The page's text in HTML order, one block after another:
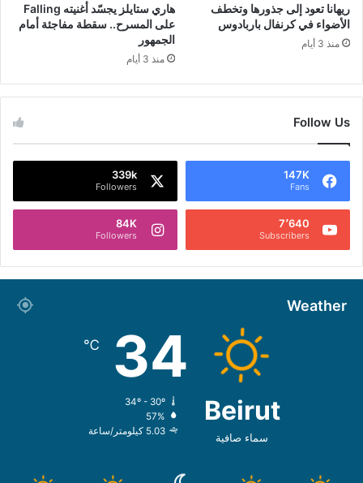
ريهانا تعود إلى جذورها وتخطف
الأضواء في كرنفال باربادوس
منذ 3 أيام
هاري ستايلز يجسّد أغنيته Falling
على المسرح.. سقطة مفاجئة أمام
الجمهور
منذ 3 أيام
Follow Us
147K
Fans
339k
Followers
7٬640
Subscribers
84K
Followers
Weather
Beirut
سماء صافية
34
℃
34º - 30º
57%
5.03 كيلومتر/ساعة